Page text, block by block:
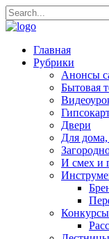
Главная
Рубрики
Анонсы
Бытовая
Двери
Для дома,
И смех и
Конкурсы